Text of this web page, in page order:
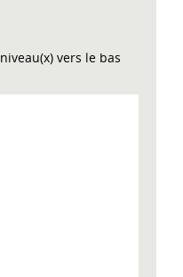
niveau(x) vers le bas